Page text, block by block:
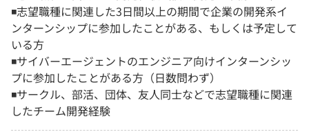
◾️志望職種に関連した3日間以上の期間で企業の開発系イ
ンターンシップに参加したことがある、もしくは予定して
いる方
◾️サイバーエージェントのエンジニア向けインターンシッ
プに参加したことがある方（日数問わず）
◾️サークル、部活、団体、友人同士などで志望職種に関連
したチーム開発経験